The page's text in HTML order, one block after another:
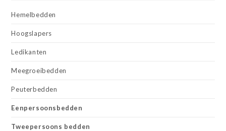
Hemelbedden
Hoogslapers
Ledikanten
Meegroeibedden
Peuterbedden
Eenpersoonsbedden
Tweepersoons bedden